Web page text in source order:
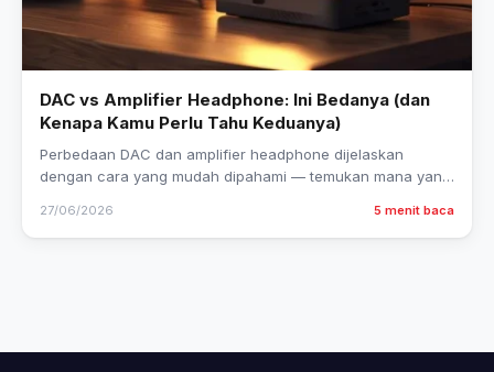
DAC vs Amplifier Headphone: Ini Bedanya (dan
Kenapa Kamu Perlu Tahu Keduanya)
Perbedaan DAC dan amplifier headphone dijelaskan
dengan cara yang mudah dipahami — temukan mana yang
27/06/2026 5 menit baca